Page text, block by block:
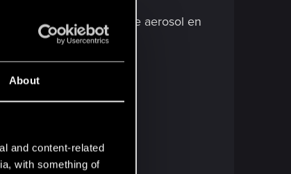
About
and content-related
with something of
el icono de un bote de aerosol en